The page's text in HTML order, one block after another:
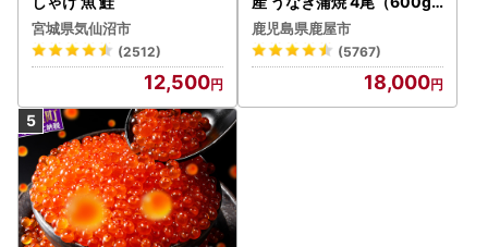
宮城県気仙沼市
(2512)
12,500
） KN007-004-04-cp18
うなぎ 鰻 魚 惣菜 総菜
鹿児島県鹿屋市
(5767)
18,000